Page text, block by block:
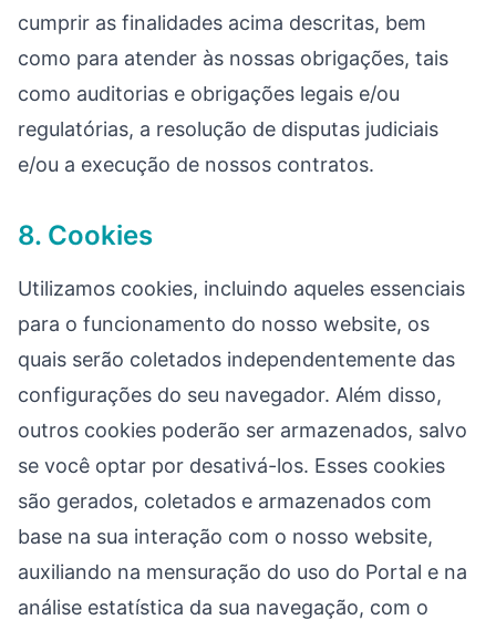
cumprir as finalidades acima descritas, bem
como para atender às nossas obrigações, tais
como auditorias e obrigações legais e/ou
regulatórias, a resolução de disputas judiciais
e/ou a execução de nossos contratos.
8. Cookies
Utilizamos cookies, incluindo aqueles essenciais
para o funcionamento do nosso website, os
quais serão coletados independentemente das
configurações do seu navegador. Além disso,
outros cookies poderão ser armazenados, salvo
se você optar por desativá-los. Esses cookies
são gerados, coletados e armazenados com
base na sua interação com o nosso website,
auxiliando na mensuração do uso do Portal e na
análise estatística da sua navegação, com o